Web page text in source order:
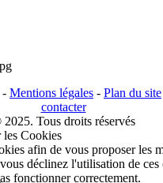
- Mentions légales - Plan du site
contacter
Tous droits réservés
Cookies
afin de vous proposer les
déclinez l'utilisation de ces
fonctionner correctement.